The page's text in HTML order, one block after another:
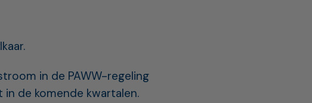
in de PAWW-regeling
de komende kwartalen.